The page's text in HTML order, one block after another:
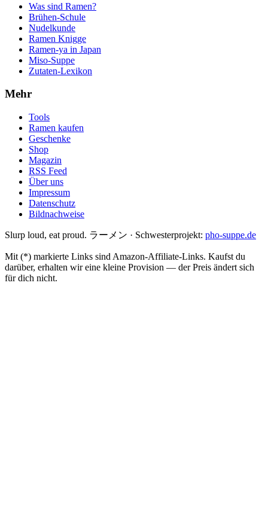
Was sind Ramen?
Brühen-Schule
Nudelkunde
Ramen Knigge
Ramen-ya in Japan
Miso-Suppe
Zutaten-Lexikon
Mehr
Tools
Ramen kaufen
Geschenke
Shop
Magazin
RSS Feed
Über uns
Impressum
Datenschutz
Bildnachweise
Slurp loud, eat proud. ラーメン · Schwesterprojekt: pho-suppe.de
Mit (*) markierte Links sind Amazon-Affiliate-Links. Kaufst du
darüber, erhalten wir eine kleine Provision — der Preis ändert sich
für dich nicht.